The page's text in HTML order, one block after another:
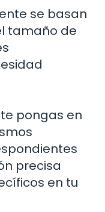
se basan
tamaño de
pongas en
precisa
en tu